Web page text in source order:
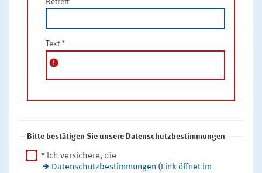
Text *
error
Bitte bestätigen Sie unsere Datenschutzbestimmungen
* Ich versichere, die
Datenschutzbestimmungen (Link öffnet im